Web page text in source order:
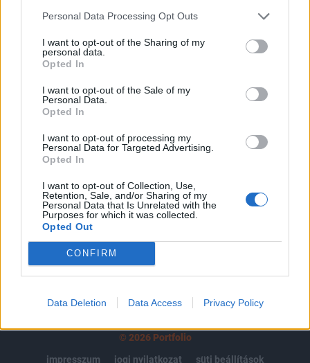
Personal Data Processing Opt Outs
I want to opt-out of the Sharing of my
personal data.
Opted In
I want to opt-out of the Sale of my
Personal Data.
Opted In
I want to opt-out of processing my
Personal Data for Targeted Advertising.
Opted In
I want to opt-out of Collection, Use,
Retention, Sale, and/or Sharing of my
Personal Data that Is Unrelated with the
Purposes for which it was collected.
Opted Out
CONFIRM
Data Deletion Data Access Privacy Policy
tartozik, melynek olvasása előfizetéses
regisztrációhoz kötött.
Az előfizetés a következőket tartalmazza:
Portfolio.hu teljes cikkarchívum
kötéslistái
MÁR ELŐFIZETŐNK VAGY?
© 2026 Portfolio
impresszum
jogi nyilatkozat süti beállítások